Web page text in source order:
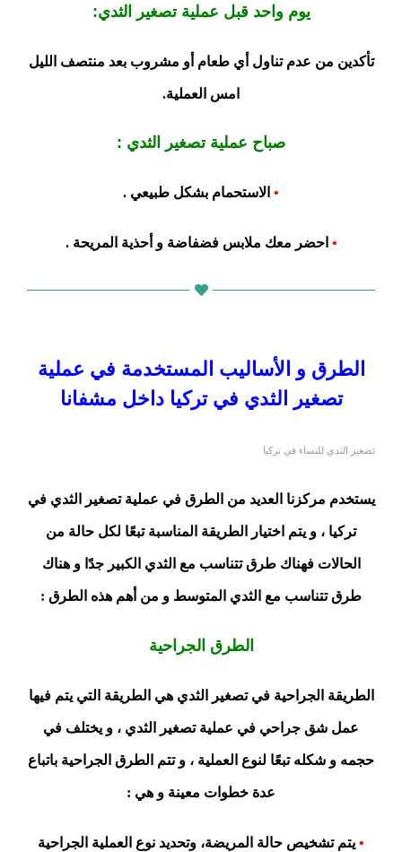
يوم واحد قبل عملية تصغير الثدي:
تأكدين من عدم تناول أي طعام أو مشروب بعد منتصف الليل
امس العملية.
صباح عملية تصغير الثدي :
• الاستحمام بشكل طبيعي .
• احضر معك ملابس فضفاضة و أحذية المريحة .
الطرق و الأساليب المستخدمة في عملية
تصغير الثدي في تركيا داخل مشفانا
تصغير الثدي للنساء في تركيا
يستخدم مركزنا العديد من الطرق في عملية تصغير الثدي في
تركيا ، و يتم اختيار الطريقة المناسبة تبعًا لكل حالة من
الحالات فهناك طرق تتناسب مع الثدي الكبير جدًا و هناك
طرق تتناسب مع الثدي المتوسط و من أهم هذه الطرق :
الطرق الجراحية
الطريقة الجراحية في تصغير الثدي هي الطريقة التي يتم فيها
عمل شق جراحي في عملية تصغير الثدي ، و يختلف في
حجمه و شكله تبعًا لنوع العملية ، و تتم الطرق الجراحية باتباع
عدة خطوات معينة و هي :
• يتم تشخيص حالة المريضة، وتحديد نوع العملية الجراحية